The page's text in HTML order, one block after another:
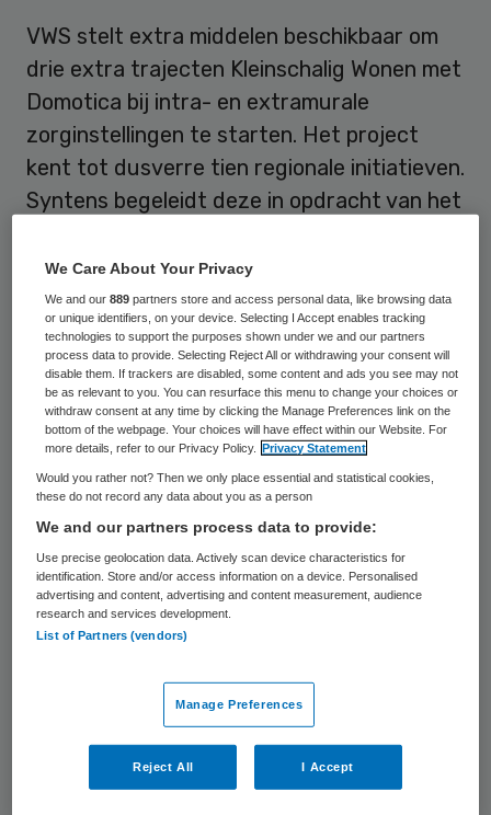
VWS stelt extra middelen beschikbaar om
drie extra trajecten Kleinschalig Wonen met
Domotica bij intra- en extramurale
zorginstellingen te starten. Het project
kent tot dusverre tien regionale initiatieven.
Syntens begeleidt deze in opdracht van het
Informatiebijeenkomst
Voor de drie extra initiatieven organiseert
Syntens een kick-off bijeenkomst op 7
februari met informatie over het project
Kleinschalig Wonen met Domotica.
Geïnteresseerden dienen zich voor 1
februarivia de e-mail aan te melden bij Anita
Eenkhoorn, secretaresse:
anita.eenkhoorn@syntens.nl. Meer
informatie over het project:
Regionale initiatieven
De opdracht is deze regionale initiatieven
We Care About Your Privacy
We and our889 partners store and access personal data, like browsing data
or unique identifiers, on your device. Selecting I Accept enables tracking
technologies to support the purposes shown under we and our partners
process data to provide. Selecting Reject All or withdrawing your consent will
disable them. If trackers are disabled, some content and ads you see may not
be as relevant to you. You can resurface this menu to change your choices or
withdraw consent at any time by clicking the Manage Preferences link on the
bottom of the webpage. Your choices will have effect within our Website. For
more details, refer to our Privacy Policy.
Privacy Statement
Would you rather not? Then we only place essential and statistical cookies,
these do not record any data about you as a person
We and our partners process data to provide:
Use precise geolocation data. Actively scan device characteristics for
identification. Store and/or access information on a device. Personalised
advertising and content, advertising and content measurement, audience
research and services development.
List of Partners (vendors)
Manage Preferences
Reject All I Accept